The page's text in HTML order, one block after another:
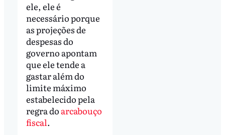
ele, ele é
necessário porque
as projeções de
despesas do
governo apontam
que ele tende a
gastar além do
limite máximo
estabelecido pela
regra do arcabouço
fiscal.